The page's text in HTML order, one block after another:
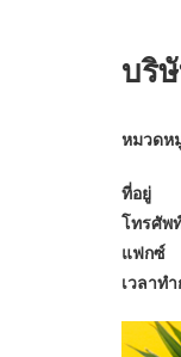
บริ
หมวดห
ที่อยู่
โทรศัพ
แฟกซ์
เวลาท